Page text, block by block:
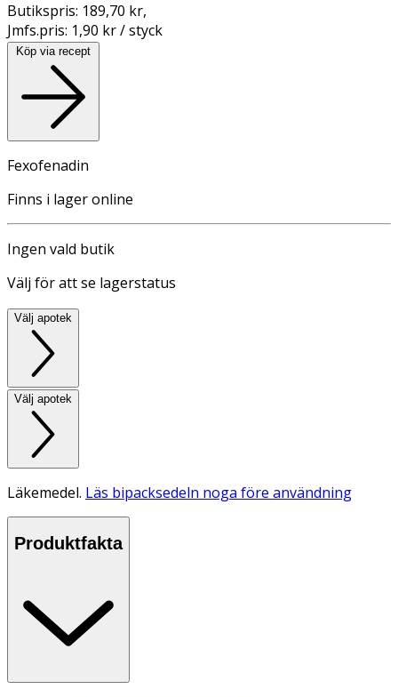
Butikspris: 189,70 kr,
Jmfs.pris: 1,90 kr / styck
Köp via recept
Fexofenadin
Finns i lager online
Ingen vald butik
Välj för att se lagerstatus
Välj apotek
Välj apotek
Läkemedel. Läs bipacksedeln noga före användning
Produktfakta